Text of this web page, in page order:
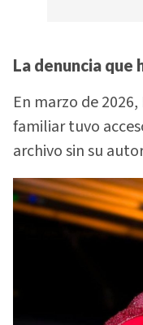
La denuncia que
En marzo de
familiar tuvo
archivo sin su